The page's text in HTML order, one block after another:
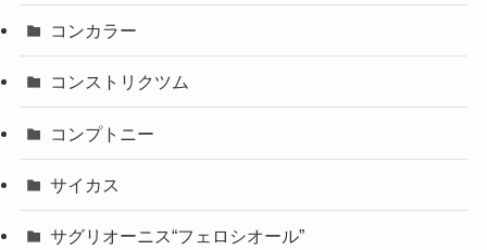
コンカラー
コンストリクツム
コンプトニー
サイカス
サグリオーニス“フェロシオール”